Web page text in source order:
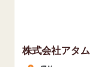
株式会社アタム